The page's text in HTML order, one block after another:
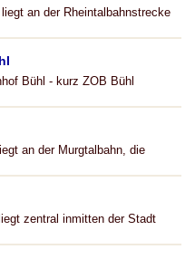
an der Rheintalbahnstrecke
Bühl - kurz ZOB Bühl
an der Murgtalbahn, die
zentral inmitten der Stadt